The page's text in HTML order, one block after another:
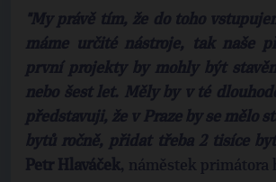
"My právě tím, že do toho
máme určité nástroje, tak naše
první projekty by mohly být
nebo šest let. Měly by v té
představuji, že v Praze by se mělo
bytů ročně, přidat třeba 2 tisíce
Petr Hlaváček, náměstek primátora